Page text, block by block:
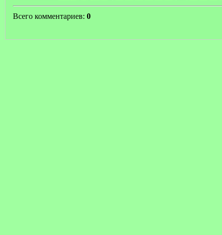
Всего комментариев: 0